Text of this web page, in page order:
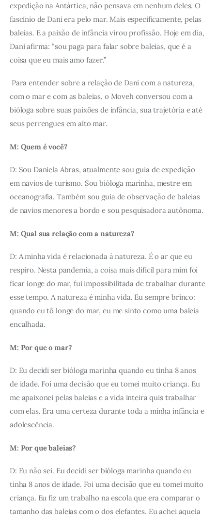
expedição na Antártica, não pensava em nenhum deles. O
fascínio de Dani era pelo mar. Mais especificamente, pelas
baleias. E a paixão de infância virou profissão. Hoje em dia,
Dani afirma: “sou paga para falar sobre baleias, que é a
coisa que eu mais amo fazer.”
Para entender sobre a relação de Dani com a natureza,
com o mar e com as baleias, o Moveh conversou com a
bióloga sobre suas paixões de infância, sua trajetória e até
seus perrengues em alto mar.
M: Quem é você?
D: Sou Daniela Abras, atualmente sou guia de expedição
em navios de turismo. Sou bióloga marinha, mestre em
oceanografia. Também sou guia de observação de baleias
de navios menores a bordo e sou pesquisadora autônoma.
M: Qual sua relação com a natureza?
D: A minha vida é relacionada à natureza. É o ar que eu
respiro. Nesta pandemia, a coisa mais difícil para mim foi
ficar longe do mar, fui impossibilitada de trabalhar durante
esse tempo. A natureza é minha vida. Eu sempre brinco:
quando eu tô longe do mar, eu me sinto como uma baleia
encalhada.
M: Por que o mar?
D: Eu decidi ser bióloga marinha quando eu tinha 8 anos
de idade. Foi uma decisão que eu tomei muito criança. Eu
me apaixonei pelas baleias e a vida inteira quis trabalhar
com elas. Era uma certeza durante toda a minha infância e
adolescência.
M: Por que baleias?
D: Eu não sei. Eu decidi ser bióloga marinha quando eu
tinha 8 anos de idade. Foi uma decisão que eu tomei muito
criança. Eu fiz um trabalho na escola que era comparar o
tamanho das baleias com o dos elefantes. Eu achei aquela